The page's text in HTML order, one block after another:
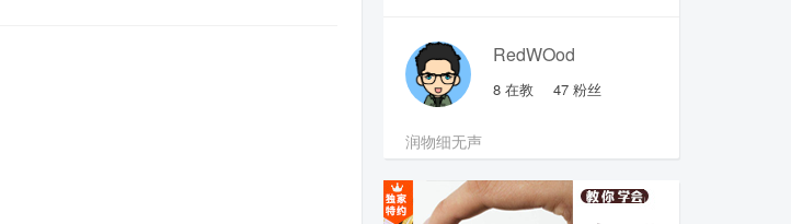
RedWOod
8 在教 47 粉丝
润物细无声